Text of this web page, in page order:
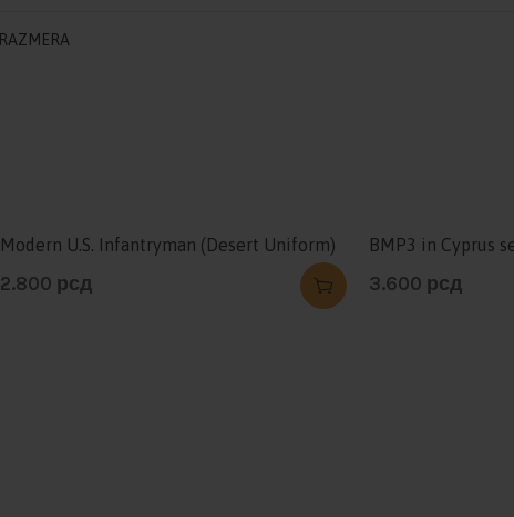
RAZMERA
Modern U.S. Infantryman (Desert Uniform)
2.800 рсд
BMP3 in Cyprus
3.600 рсд